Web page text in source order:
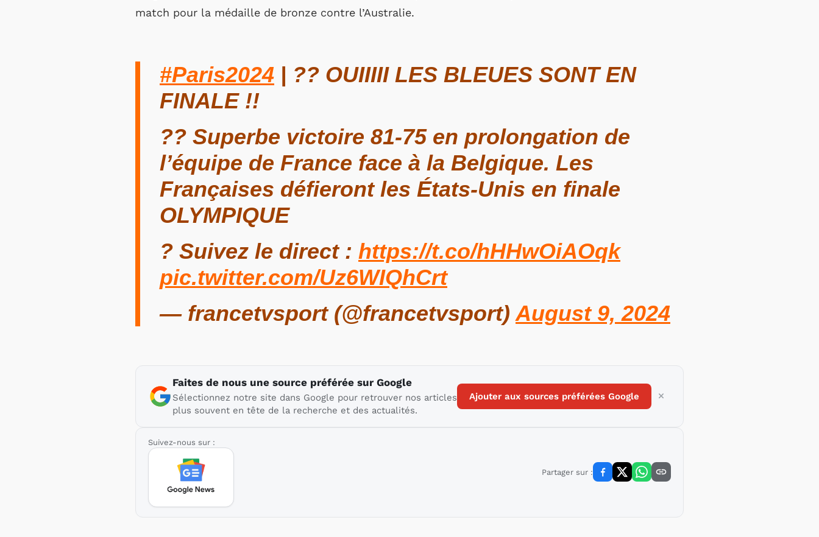
match pour la médaille de bronze contre l’Australie.
#Paris2024 | ?? OUIIIII LES BLEUES SONT EN
FINALE !!
?? Superbe victoire 81-75 en prolongation de
l’équipe de France face à la Belgique. Les
Françaises défieront les États-Unis en finale
OLYMPIQUE
? Suivez le direct : https://t.co/hHHwOiAOqk
pic.twitter.com/Uz6WIQhCrt
— francetvsport (@francetvsport) August 9, 2024
Faites de nous une source préférée sur Google
Sélectionnez notre site dans Google pour retrouver nos articles
plus souvent en tête de la recherche et des actualités.
Ajouter aux sources préférées Google
Suivez-nous sur :
Partager sur :